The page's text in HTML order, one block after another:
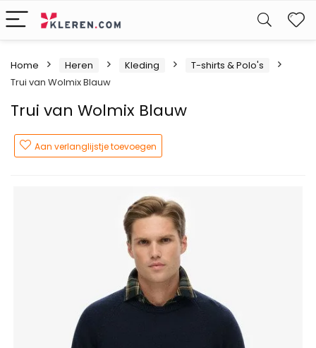
Home Heren Kleding
T-shirts & Polo's
Trui van Wolmix Blauw
Trui van Wolmix Blauw
Aan verlanglijstje toevoegen